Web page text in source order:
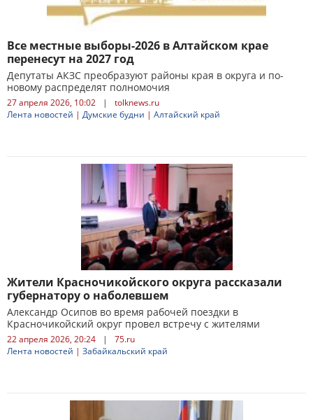
Все местные выборы-2026 в Алтайском крае
перенесут на 2027 год
Депутаты АКЗС преобразуют районы края в округа и по-
новому распределят полномочия
27 апреля 2026, 10:02 |
tolknews.ru
Лента новостей | Думские будни | Алтайский край
Жители Красночикойского округа рассказали
губернатору о наболевшем
Александр Осипов во время рабочей поездки в
Красночикойский округ провел встречу с жителями
22 апреля 2026, 20:24 |
75.ru
Лента новостей | Забайкальский край